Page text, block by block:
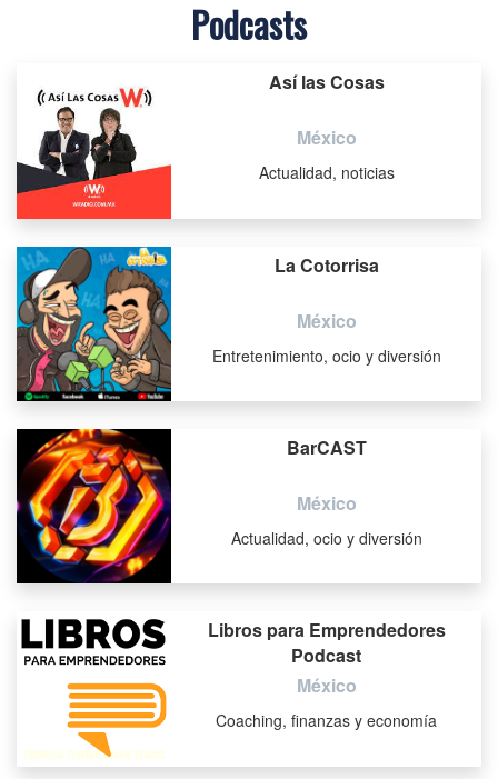
Podcasts
Así las Cosas
México
Actualidad, noticias
La Cotorrisa
México
Entretenimiento, ocio y diversión
BarCAST
México
Actualidad, ocio y diversión
Libros para Emprendedores
Podcast
México
Coaching, finanzas y economía